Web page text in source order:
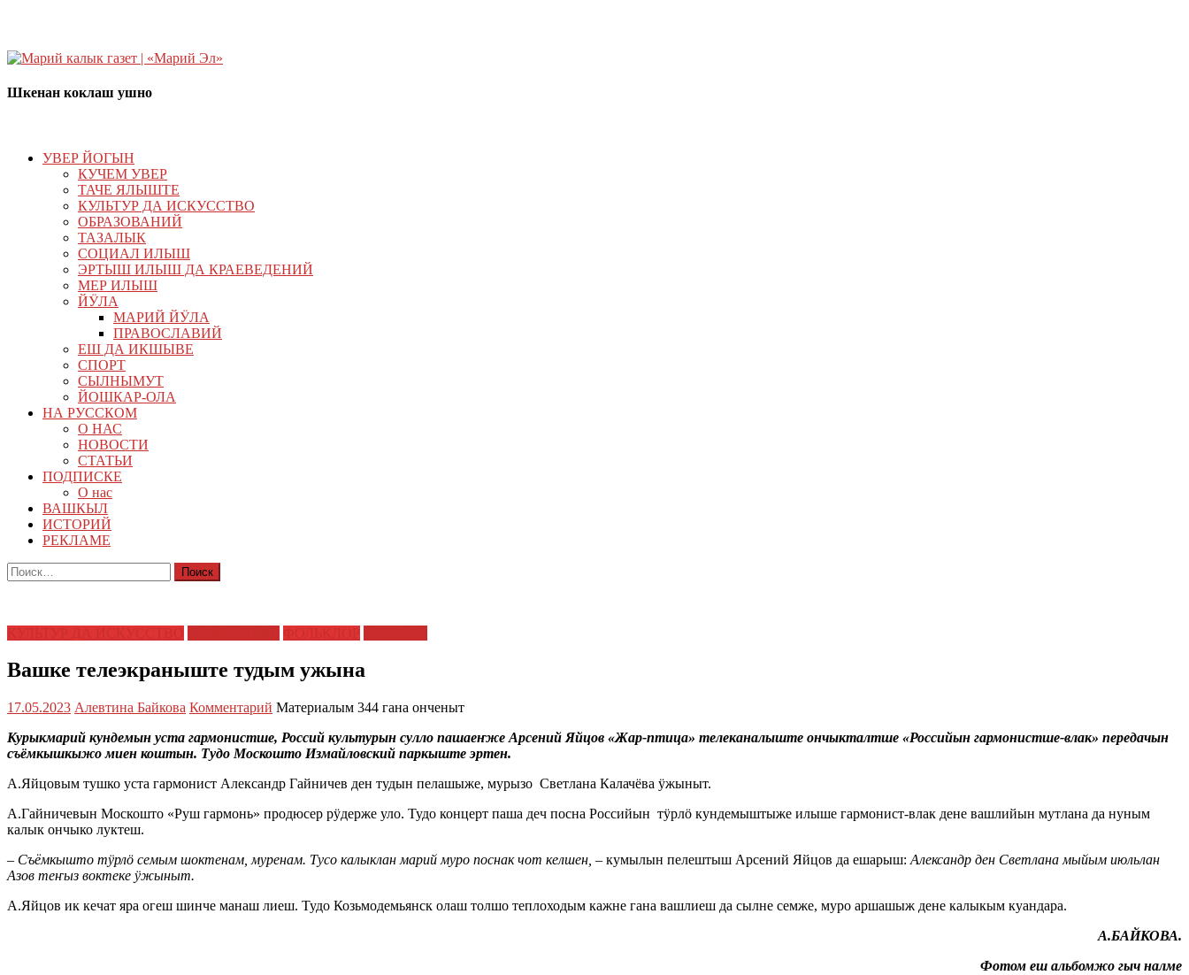
Шкенан коклаш ушно
УВЕР ЙОГЫН
КУЧЕМ УВЕР
ТАЧЕ ЯЛЫШТЕ
КУЛЬТУР ДА ИСКУССТВО
ОБРАЗОВАНИЙ
ТАЗАЛЫК
СОЦИАЛ ИЛЫШ
ЭРТЫШ ИЛЫШ ДА КРАЕВЕДЕНИЙ
МЕР ИЛЫШ
ЙӰЛА
МАРИЙ ЙӰЛА
ПРАВОСЛАВИЙ
ЕШ ДА ИКШЫВЕ
СПОРТ
СЫЛНЫМУТ
ЙОШКАР-ОЛА
НА РУССКОМ
О НАС
НОВОСТИ
СТАТЬИ
ПОДПИСКЕ
О нас
ВАШКЫЛ
ИСТОРИЙ
РЕКЛАМЕ
Найти:
Вашке телеэкраныште тудым ужына
17.05.2023 Алевтина Байкова Комментарий Материалым 344 гана онченыт
Курыкмарий кундемын уста гармонистше, Россий культурын сулло пашаеҥже Арсений Яйцов «Жар-птица» телеканалыште ончыкталтше «Российын гармонистше-влак» передачын
съёмкышкыжо миен коштын. Тудо Москошто Измайловский паркыште эртен.
А.Яйцовым тушко уста гармонист Александр Гайничев ден тудын пелашыже, мурызо Светлана Калачёва ӱжыныт.
А.Гайничевын Москошто «Руш гармонь» продюсер рӱдерже уло. Тудо концерт паша деч посна Российын тӱрлӧ кундемыштыже илыше гармонист-влак дене вашлийын мутлана да нуным
калык ончыко луктеш.
– Съёмкышто тӱрлӧ семым шоктенам, муренам. Тусо калыклан марий муро поснак чот келшен, – кумылын пелештыш Арсений Яйцов да ешарыш: ­ Александр ден Светлана мыйым июльлан
Азов теҥыз воктеке ӱжыныт.
А.Яйцов ик кечат яра огеш шинче манаш лиеш. Тудо Козьмодемьянск олаш толшо теплоходым кажне гана вашлиеш да сылне семже, муро аршашыж дене калыкым куандара.
А.БАЙКОВА.
Фотом еш альбомжо гыч налме